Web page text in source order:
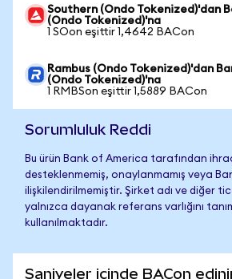
Southern (Ondo Tokenized)'dan
(Ondo Tokenized)'na
1 SOon eşittir 1,4642 BACon
Rambus (Ondo Tokenized)'dan
(Ondo Tokenized)'na
1 RMBSon eşittir 1,5889 BACon
Sorumluluk Reddi
Bu ürün Bank of America tarafından
desteklenmemiş, onaylanmamış veya
ilişkilendirilmemiştir. Şirket adı ve diğer
yalnızca dayanak referans varlığını
kullanılmaktadır.
Saniyeler içinde BACon